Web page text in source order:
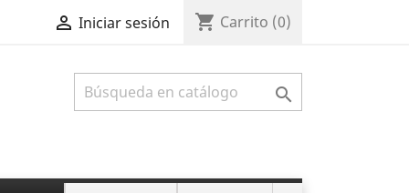
 Iniciar sesión shopping_cart Carrito (0)
